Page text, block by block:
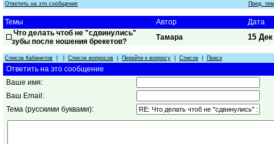
Ответить на это сообщение Пред.
Темы Автор
Дата
Что делать чтоб не "сдвинулись"
зубы после ношения брекетов?
Тамара 15 Дек
Список Кабинетов Список вопросов Перейти к вопросу Список Поиск
Ответить на это сообщение
Ваше имя:
Ваш Email:
Тема (русскими буквами):